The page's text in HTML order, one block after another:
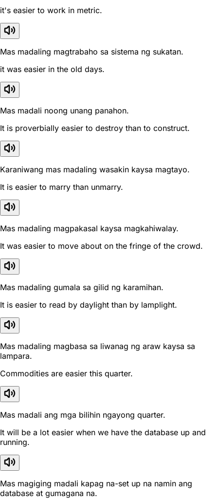
it's easier to work in metric.
Mas madaling magtrabaho sa sistema ng sukatan.
it was easier in the old days.
Mas madali noong unang panahon.
It is proverbially easier to destroy than to construct.
Karaniwang mas madaling wasakin kaysa magtayo.
It is easier to marry than unmarry.
Mas madaling magpakasal kaysa magkahiwalay.
It was easier to move about on the fringe of the crowd.
Mas madaling gumala sa gilid ng karamihan.
It is easier to read by daylight than by lamplight.
Mas madaling magbasa sa liwanag ng araw kaysa sa
lampara.
Commodities are easier this quarter.
Mas madali ang mga bilihin ngayong quarter.
It will be a lot easier when we have the database up and
running.
Mas magiging madali kapag na-set up na namin ang
database at gumagana na.